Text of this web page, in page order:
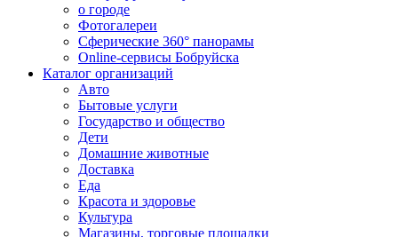
о городе
Фотогалереи
Сферические 360° панорамы
Online-сервисы Бобруйска
Каталог организаций
Авто
Бытовые услуги
Государство и общество
Дети
Домашние животные
Доставка
Еда
Красота и здоровье
Культура
Магазины, торговые площадки